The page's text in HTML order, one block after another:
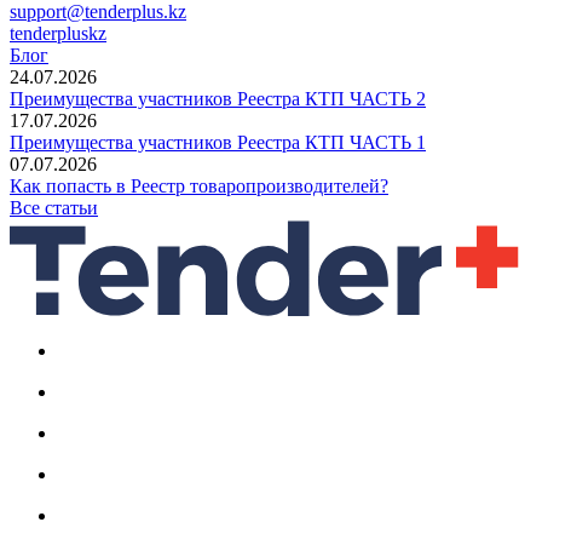
support@tenderplus.kz
tenderpluskz
Блог
24.07.2026
Преимущества участников Реестра КТП ЧАСТЬ 2
17.07.2026
Преимущества участников Реестра КТП ЧАСТЬ 1
07.07.2026
Как попасть в Реестр товаропроизводителей?
Все статьи